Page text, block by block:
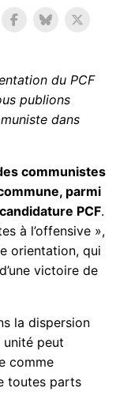
du PCF
publions
dans
communistes
parmi
PCF.
à l’offensive »,
orientation, qui
victoire de
la dispersion
unité peut
comme
toutes parts